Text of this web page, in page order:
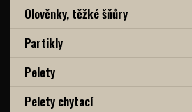
Olověnky, těžké šňůry
Partikly
Pelety
Pelety chytací